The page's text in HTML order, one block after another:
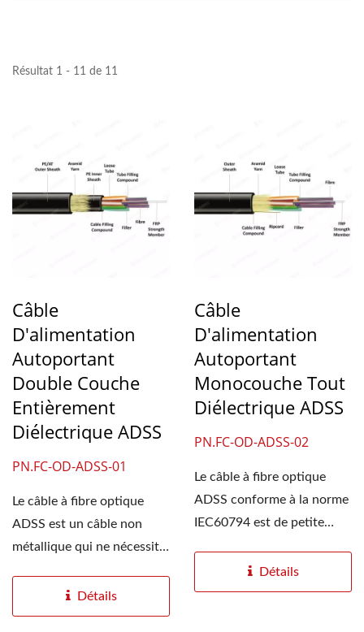
Résultat 1 - 11 de 11
Câble
D'alimentation
Autoportant
Double Couche
Entièrement
Diélectrique ADSS
PN.FC-OD-ADSS-01
Le câble à fibre optique
ADSS est un câble non
métallique qui ne nécessite
Détails
Câble
D'alimentation
Autoportant
Monocouche Tout
Diélectrique ADSS
PN.FC-OD-ADSS-02
Le câble à fibre optique
ADSS conforme à la norme
IEC60794 est de petite
Détails